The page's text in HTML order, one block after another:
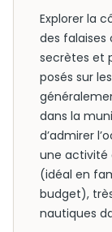
Explorer la
des falaises
secrètes et
posés sur
dans la
d’admirer
une activité
(idéal en
budget),
nautiques